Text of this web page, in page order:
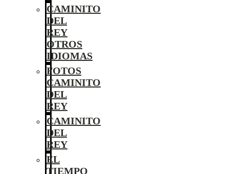
CAMINITO
DEL
REY
OTROS
IDIOMAS
FOTOS
CAMINITO
DEL
REY
CAMINITO
DEL
REY
EL
TIEMPO